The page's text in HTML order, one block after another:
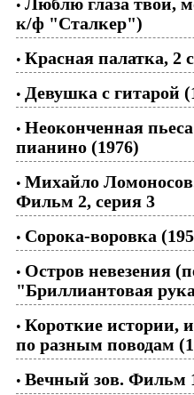
•
к/ф "Сталкер")
• Красная палатка, 2
• Девушка с гитарой
• Неоконченная
пианино (1976)
• Михайло
Фильм 2, серия 3
• Сорока-воровка
• Остров невезения
"Бриллиантовая
• Короткие истории,
по разным поводам
• Вечный зов. Фильм